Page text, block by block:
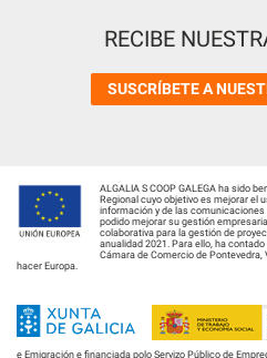
RECIBE
SUSCRÍBETE A
ALGALIA S COOP GALEGA ha sido
Regional cuyo objetivo es mejorar el
información y de las
podido mejorar su gestión
colaborativa para la gestión de
anualidad 2021. Para ello, ha
Cámara de Comercio de Pontevedra,
hacer Europa.
e Emigración e financiada polo Servizo Público de